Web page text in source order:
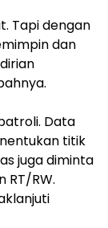
Tapi dengan
dan
Data
titik
juga diminta
RT/RW.